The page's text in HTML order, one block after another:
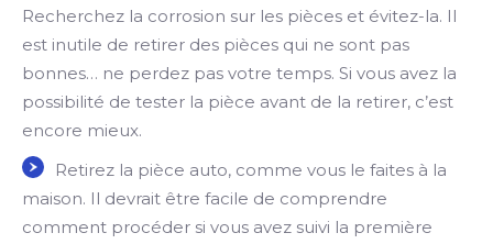
Recherchez la corrosion sur les pièces et évitez-la. Il
est inutile de retirer des pièces qui ne sont pas
bonnes… ne perdez pas votre temps. Si vous avez la
possibilité de tester la pièce avant de la retirer, c’est
encore mieux.
Retirez la pièce auto, comme vous le faites à la
maison. Il devrait être facile de comprendre
comment procéder si vous avez suivi la première